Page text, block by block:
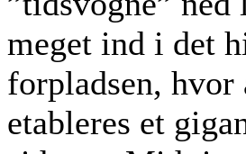
meget ind i det
forpladsen, hvor
etableres et